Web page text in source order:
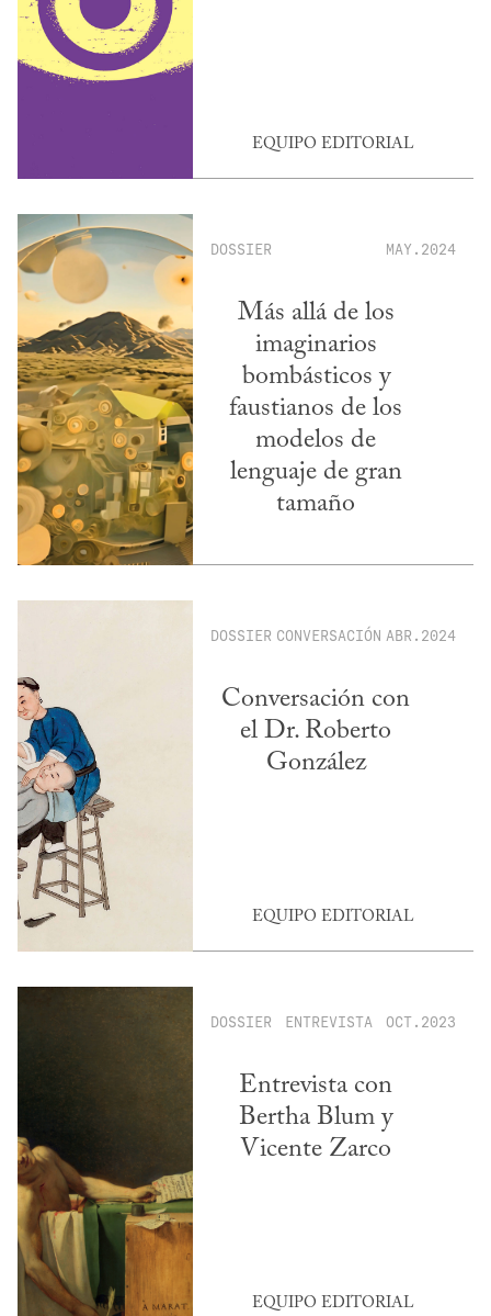
EQUIPO EDITORIAL
DOSSIER MAY.2024
Más allá de los
imaginarios
bombásticos y
faustianos de los
modelos de
lenguaje de gran
tamaño
DOSSIER CONVERSACIÓN ABR.2024
Conversación con
el Dr. Roberto
González
EQUIPO EDITORIAL
DOSSIER ENTREVISTA OCT.2023
Entrevista con
Bertha Blum y
Vicente Zarco
EQUIPO EDITORIAL